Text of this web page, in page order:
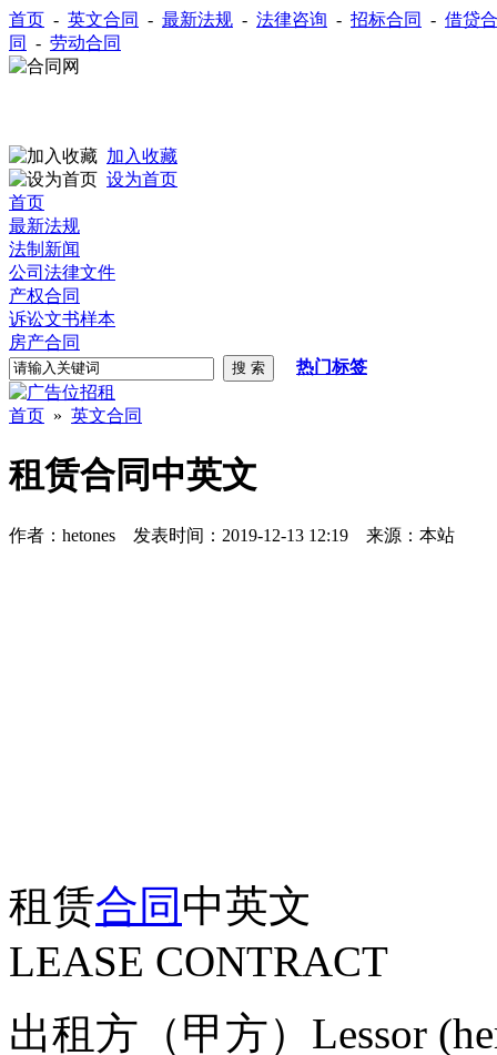
首页 - 英文合同 - 最新法规 - 法律咨询 - 招标合同 - 借贷
同
- 劳动合同
加入收藏
设为首页
首页
最新法规
法制新闻
公司法律文件
产权合同
诉讼文书样本
房产合同
热门标签
首页 » 英文合同
租赁合同中英文
作者：hetones 发表时间：2019-12-13 12:19 来源：本站
租赁合同 中英文
LEASE CONTRACT
出租方（甲方）Lessor